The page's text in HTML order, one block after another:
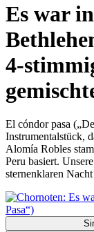
Es war
4-
El cóndor pasa
Instrumentalstück,
Alomía Robles
Peru basiert.
sternenklaren